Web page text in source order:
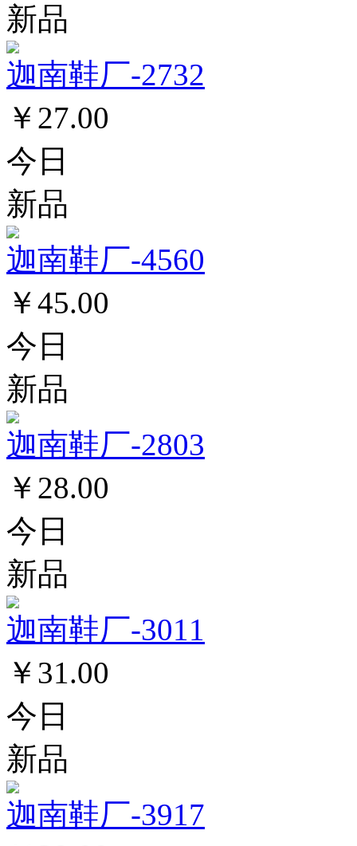
新品
迦南鞋厂-2732
￥27.00
今日
新品
迦南鞋厂-4560
￥45.00
今日
新品
迦南鞋厂-2803
￥28.00
今日
新品
迦南鞋厂-3011
￥31.00
今日
新品
迦南鞋厂-3917